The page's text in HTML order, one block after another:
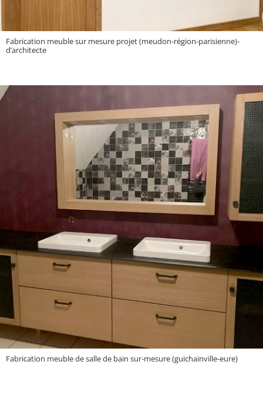
Fabrication meuble sur mesure projet (meudon-région-parisienne)-
d’architecte
Fabrication meuble de salle de bain sur-mesure (guichainville-eure)